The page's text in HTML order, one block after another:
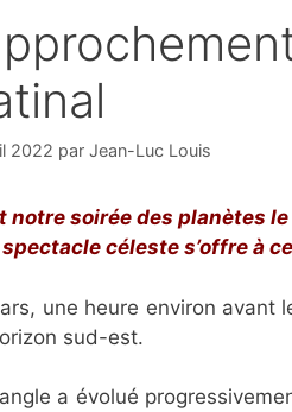
2022 par Jean-Luc Louis
notre soirée des planètes
céleste s’offre à
une heure environ avant
sud-est.
a évolué